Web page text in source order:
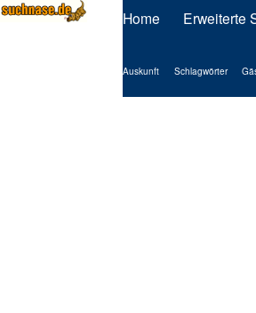
Home Erweiterte
Auskunft Schlagwörter